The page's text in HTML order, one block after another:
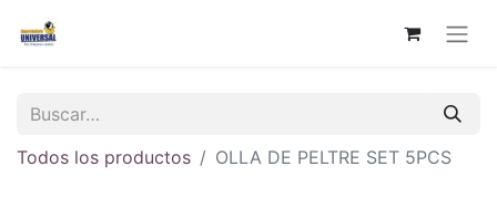
Todos los productos OLLA DE PELTRE SET 5PCS